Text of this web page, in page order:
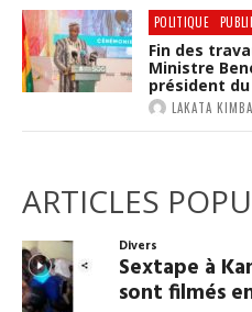
POLITIQUE
Fin des
Ministre
président du
LAKATA
ARTICLES